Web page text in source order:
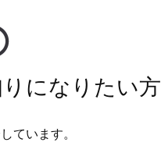
になりたい方
ています。